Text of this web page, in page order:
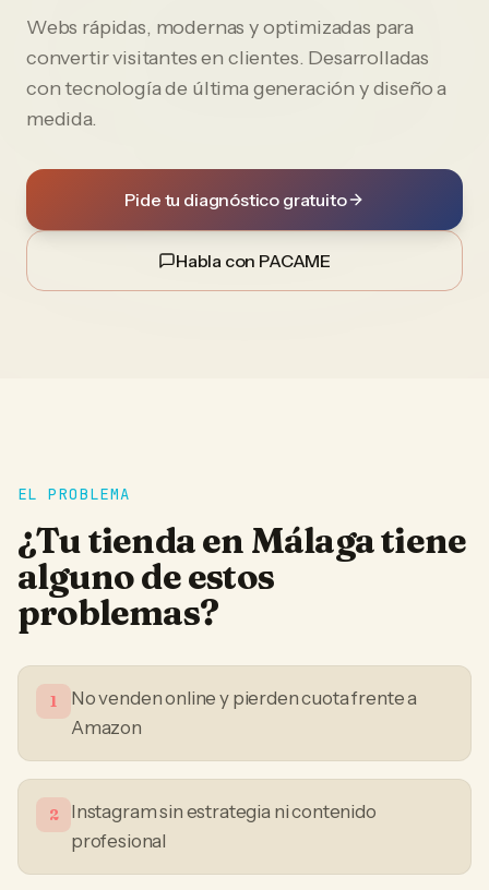
Webs rápidas, modernas y optimizadas para
convertir visitantes en clientes. Desarrolladas
con tecnología de última generación y diseño a
medida.
Pide tu diagnóstico gratuito
Habla con PACAME
EL PROBLEMA
¿Tutiendaen Málagatiene
alguno de estos
problemas?
1
No venden online y pierden cuota frente a
Amazon
2
Instagram sin estrategia ni contenido
profesional